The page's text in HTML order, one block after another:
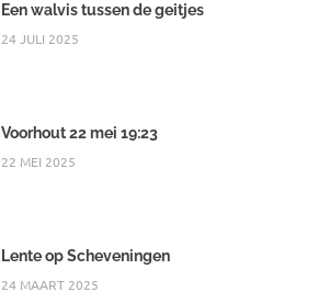
Een walvis tussen de geitjes
24 JULI 2025
Voorhout 22 mei 19:23
22 MEI 2025
Lente op Scheveningen
24 MAART 2025